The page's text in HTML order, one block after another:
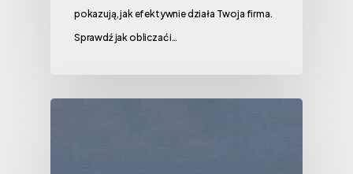
pokazują, jak efektywnie działa Twoja firma.
Sprawdź jak obliczać i…